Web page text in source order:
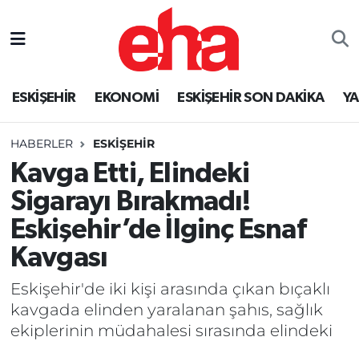
ESKİŞEHİR EKONOMİ ESKİŞEHİR SON DAKİKA
HABERLER ESKİŞEHİR
Kavga Etti, Elindeki
Sigarayı Bırakmadı!
Eskişehir’de İlginç Esnaf
Kavgası
Eskişehir'de iki kişi arasında çıkan bıçaklı
kavgada elinden yaralanan şahıs, sağlık
ekiplerinin müdahalesi sırasında elindeki